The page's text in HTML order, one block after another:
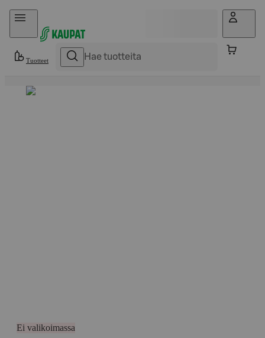
Hyppää sisältöön
Tuotteet
Ei valikoimassa